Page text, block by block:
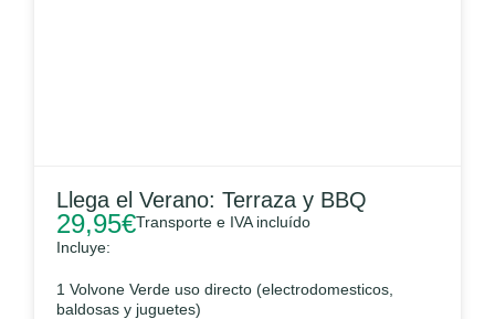
Llega el Verano: Terraza y BBQ
29,95€Transporte e IVA incluído
Incluye:
1 Volvone Verde uso directo (electrodomesticos,
baldosas y juguetes)